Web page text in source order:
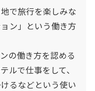
で旅行を楽しみな
ン」という働き方
の働き方を認める
ルで仕事をして、
るなどという使い